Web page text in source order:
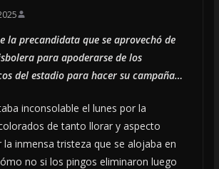
la precandidata que se aprovechó de
para apoderarse de los
del estadio para hacer su campaña…
inconsolable el lunes por la
de tanto llorar y aspecto
inmensa tristeza que se alojaba en
no si los pingos eliminaron luego